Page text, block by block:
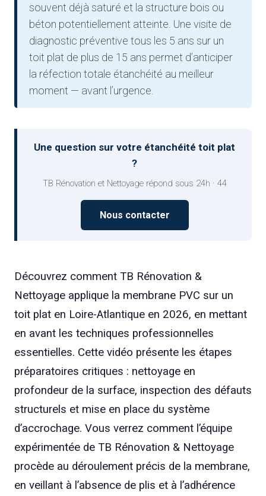
souvent déjà saturé et la structure bois ou
béton potentiellement atteinte. Une visite de
diagnostic préventive tous les 5 ans sur un
toit plat de plus de 15 ans permet d’anticiper
la réfection totale étanchéité au meilleur
moment — avant l’urgence.
Une question sur votre étanchéité toit plat
?
TB Rénovation et Nettoyage répond sous 24h · 44
Nous contacter
Découvrez comment TB Rénovation &
Nettoyage applique la membrane PVC sur un
toit plat en Loire-Atlantique en 2026, en mettant
en avant les techniques professionnelles
essentielles. Cette vidéo présente les étapes
préparatoires critiques : nettoyage en
profondeur de la surface, inspection des défauts
structurels et mise en place du système
d’accrochage. Vous verrez comment l’équipe
expérimentée de TB Rénovation & Nettoyage
procède au déroulement précis de la membrane,
en veillant à l’absence de plis et à l’adhérence